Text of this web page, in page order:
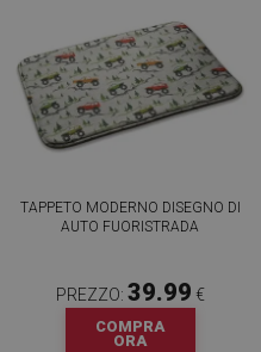
TAPPETO MODERNO DISEGNO DI
AUTO FUORISTRADA
PREZZO: 39.99 €
COMPRA
ORA